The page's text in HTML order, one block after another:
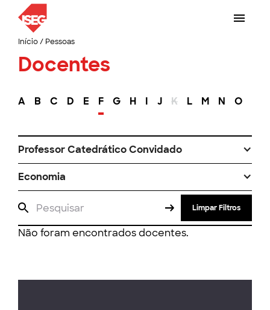
Início/ Pessoas
Docentes
A B C D E F G H I J K L M N O
Professor Catedrático Convidado
Economia
Limpar Filtros
Não foram encontrados docentes.